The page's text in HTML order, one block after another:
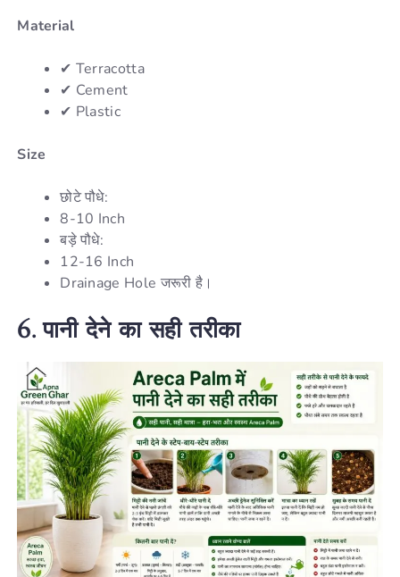
Material
✔ Terracotta
✔ Cement
✔ Plastic
Size
छोटे पौधे:
8-10 Inch
बड़े पौधे:
12-16 Inch
Drainage Hole जरूरी है।
6.पानीदेनेकासहीतरीका